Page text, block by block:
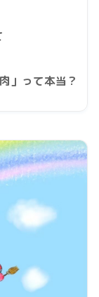
」って本当？